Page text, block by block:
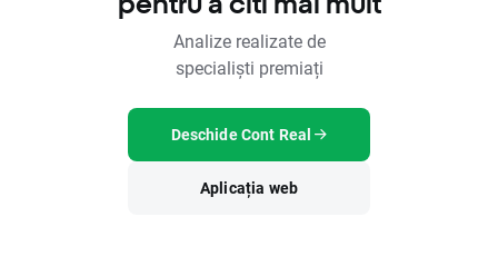
Analize realizate de
specialiști premiați
Deschide Cont Real
Aplicația web